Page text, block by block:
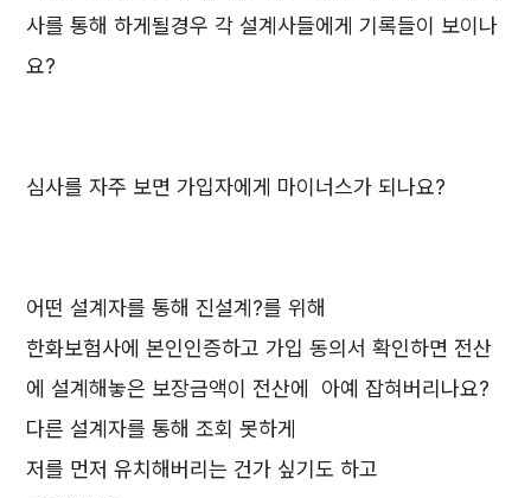
사를 통해 하게될경우 각 설계사들에게 기록들이 보이나
요?
심사를 자주 보면 가입자에게 마이너스가 되나요?
어떤 설계자를 통해 진설계?를 위해
한화보험사에 본인인증하고 가입 동의서 확인하면 전산
에 설계해놓은 보장금액이 전산에 아예 잡혀버리나요?
다른 설계자를 통해 조회 못하게
저를 먼저 유치해버리는 건가 싶기도 하고